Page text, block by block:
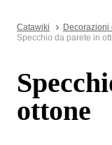
Catawiki Decorazioni
Specchio da parete in
ottone